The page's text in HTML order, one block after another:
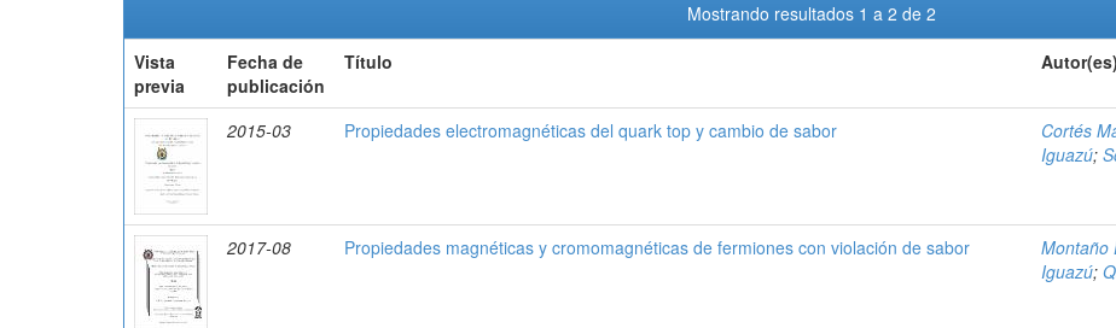
Mostrando resultados 1 a 2 de 2
Vista
previa
Fecha de
publicación
Título Autor(es)
2015-03 Propiedades electromagnéticas del quark top y cambio de sabor Cortés
Iguazú;
2017-08 Propiedades magnéticas y cromomagnéticas de fermiones con violación de sabor Montaño
Iguazú;